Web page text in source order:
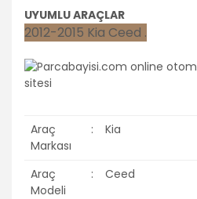
UYUMLU ARAÇLAR
2012-2015 Kia Ceed .
Araç
Markası
: Kia
Araç
Modeli
: Ceed